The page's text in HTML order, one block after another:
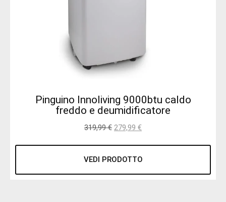
Pinguino Innoliving 9000btu caldo
freddo e deumidificatore
319,99€ 279,99 €
VEDI PRODOTTO